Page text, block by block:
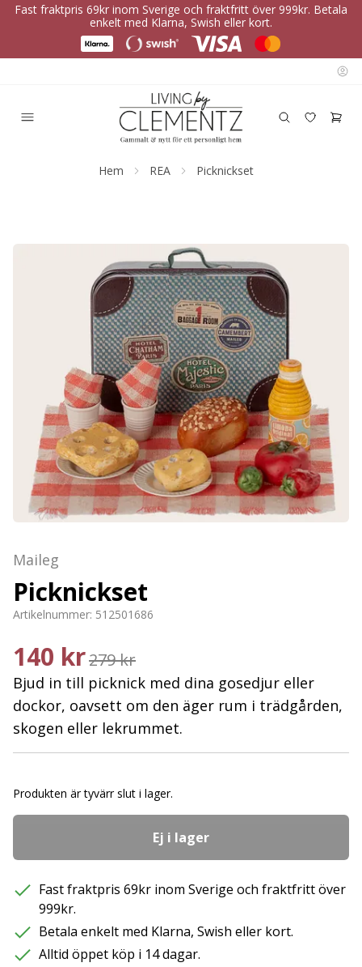
Fast fraktpris 69kr inom Sverige och fraktfritt över 999kr. Betala
enkelt med Klarna, Swish eller kort.
Hem REA Picknickset
Maileg
Picknickset
Artikelnummer: 512501686
140 kr279 kr
Bjud in till picknick med dina gosedjur eller
dockor, oavsett om den äger rum i trädgården,
skogen eller lekrummet.
Produkten är tyvärr slut i lager.
Ej i lager
Fast fraktpris 69kr inom Sverige och fraktfritt över
999kr.
Betala enkelt med Klarna, Swish eller kort.
Alltid öppet köp i 14 dagar.